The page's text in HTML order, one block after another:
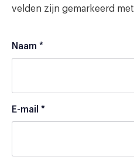
velden zijn gemarkeerd met
Naam *
E-mail *